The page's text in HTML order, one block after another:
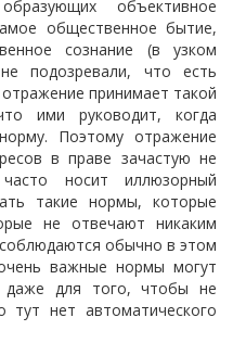
объективное
общественное бытие,
сознание (в узком
подозревали, что есть
принимает такой
ими руководит, когда
Поэтому отражение
в праве зачастую не
носит иллюзорный
такие нормы, которые
не отвечают никаким
обычно в этом
важные нормы могут
для того, чтобы не
тут нет автоматического